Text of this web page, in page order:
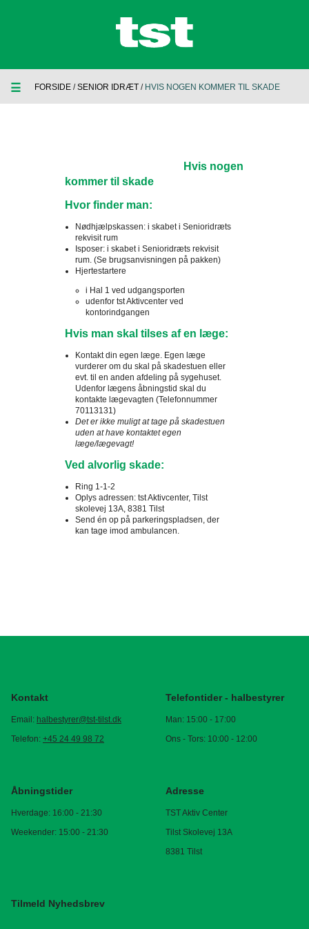
☰ FORSIDE / SENIOR IDRÆT / HVIS NOGEN KOMMER TIL SKADE
Hvis nogen
kommer til skade
Hvor finder man:
Nødhjælpskassen: i skabet i Senioridræts
rekvisit rum
Isposer: i skabet i Senioridræts rekvisit
rum. (Se brugsanvisningen på pakken)
Hjertestartere
i Hal 1 ved udgangsporten
udenfor tst Aktivcenter ved
kontorindgangen
Hvis man skal tilses af en læge:
Kontakt din egen læge. Egen læge
vurderer om du skal på skadestuen eller
evt. til en anden afdeling på sygehuset.
Udenfor lægens åbningstid skal du
kontakte lægevagten (Telefonnummer
70113131)
Det er ikke muligt at tage på skadestuen
uden at have kontaktet egen
læge/lægevagt!
Ved alvorlig skade:
Ring 1-1-2
Oplys adressen: tst Aktivcenter, Tilst
skolevej 13A, 8381 Tilst
Send én op på parkeringspladsen, der
kan tage imod ambulancen.
Kontakt
Email: halbestyrer@tst-tilst.dk
Telefon: +45 24 49 98 72
Telefontider - halbestyrer
Man: 15:00 - 17:00
Ons - Tors: 10:00 - 12:00
Åbningstider
Hverdage: 16:00 - 21:30
Weekender: 15:00 - 21:30
Adresse
TST Aktiv Center
Tilst Skolevej 13A
8381 Tilst
Tilmeld Nyhedsbrev